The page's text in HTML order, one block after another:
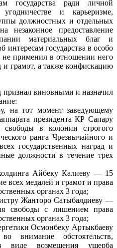
государства ради личной
и карьеризме,
должностных и отдельных
предоставление
материальных благ и
государства в особо
не применил в отношении него
грамот, а также конфискацию
виновными и назначил
на тот момент заведующему
президента КР Сапару
в колонии строгого
ранга Чрезвычайного и
государственных наград и
должности в течение трех
Айбеку Калиеву — 15
всех медалей и грамот и права
органах 3 года;
Жанторо Сатыбалдиеву —
свободы с лишением права
органах 3 года;
Осмонбеку Артыкбаеву
обстоятельств,
виде возмещения ущерба